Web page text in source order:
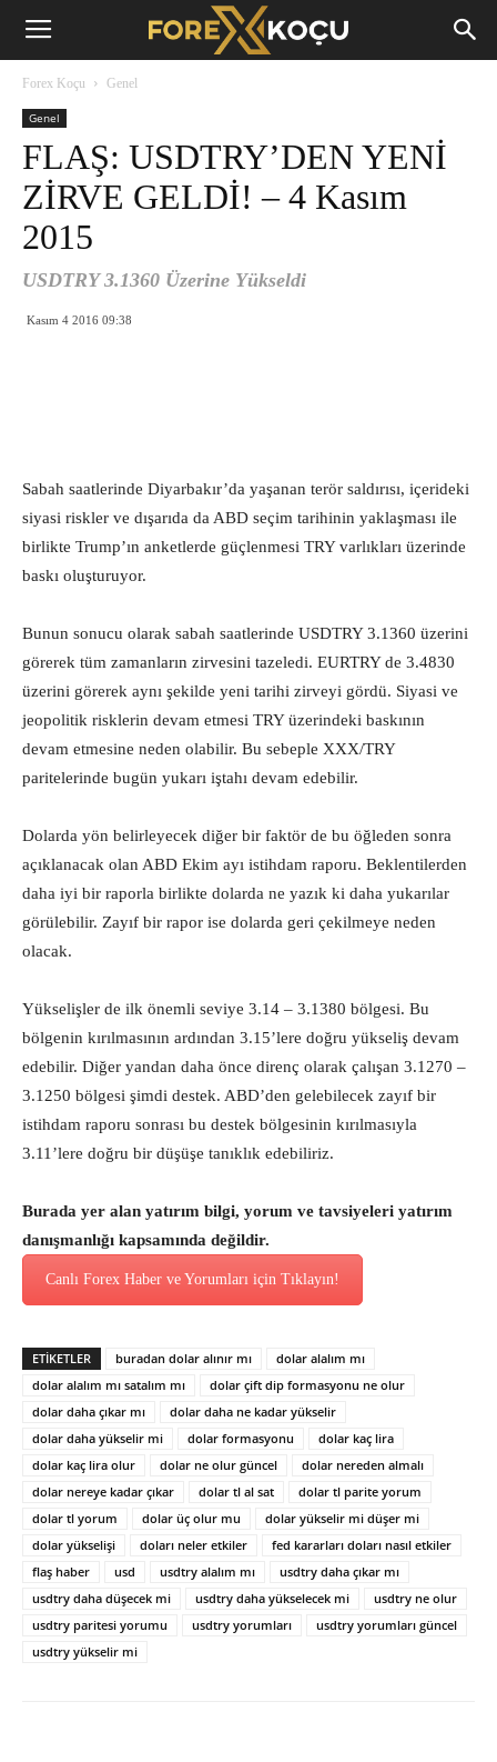
Forex
Forex Koçu Genel
Genel
FLAŞ: USDTRY’DEN YENİ
ZİRVE GELDİ! – 4 Kasım
2015
USDTRY 3.1360 Üzerine Yükseldi
Kasım 4 2016 09:38
Sabah saatlerinde Diyarbakır’da yaşanan terör saldırısı, içerideki
siyasi riskler ve dışarıda da ABD seçim tarihinin yaklaşması ile
birlikte Trump’ın anketlerde güçlenmesi TRY varlıkları üzerinde
baskı oluşturuyor.
Bunun sonucu olarak sabah saatlerinde USDTRY 3.1360 üzerini
görerek tüm zamanların zirvesini tazeledi. EURTRY de 3.4830
üzerini görerek aynı şekilde yeni tarihi zirveyi gördü. Siyasi ve
jeopolitik risklerin devam etmesi TRY üzerindeki baskının
devam etmesine neden olabilir. Bu sebeple XXX/TRY
paritelerinde bugün yukarı iştahı devam edebilir.
Dolarda yön belirleyecek diğer bir faktör de bu öğleden sonra
açıklanacak olan ABD Ekim ayı istihdam raporu. Beklentilerden
daha iyi bir raporla birlikte dolarda ne yazık ki daha yukarılar
görülebilir. Zayıf bir rapor ise dolarda geri çekilmeye neden
olacak.
Yükselişler de ilk önemli seviye 3.14 – 3.1380 bölgesi. Bu
bölgenin kırılmasının ardından 3.15’lere doğru yükseliş devam
edebilir. Diğer yandan daha önce direnç olarak çalışan 3.1270 –
3.1250 bölgesi şimdi destek. ABD’den gelebilecek zayıf bir
istihdam raporu sonrası bu destek bölgesinin kırılmasıyla
3.11’lere doğru bir düşüşe tanıklık edebiliriz.
Burada yer alan yatırım bilgi, yorum ve tavsiyeleri yatırım
danışmanlığı kapsamında değildir.
Canlı Forex Haber ve Yorumları için Tıklayın!
ETİKETLER buradan dolar alınır mı
dolar alalım mı
dolar alalım mı satalım mı
dolar çift dip formasyonu ne olur
dolar daha çıkar mı
dolar daha ne kadar yükselir
dolar daha yükselir mi
dolar formasyonu
dolar kaç lira
dolar kaç lira olur
dolar ne olur güncel
dolar nereden almalı
dolar nereye kadar çıkar
dolar tl al sat
dolar tl parite yorum
dolar tl yorum
dolar üç olur mu
dolar yükselir mi düşer mi
dolar yükselişi
doları neler etkiler
fed kararları doları nasıl etkiler
flaş haber
usd usdtry alalım mı
usdtry daha çıkar mı
usdtry daha düşecek mi
usdtry daha yükselecek mi
usdtry ne olur
usdtry paritesi yorumu
usdtry yorumları
usdtry yorumları güncel
usdtry yükselir mi